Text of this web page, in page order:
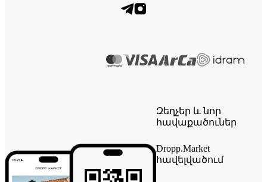
Զեղչեր և նոր
հավաքածուներ
Dropp.Market
հավելվածում